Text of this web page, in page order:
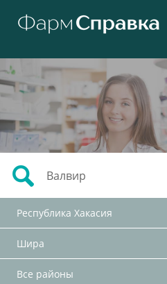
Республика Хакасия
Шира
Все районы